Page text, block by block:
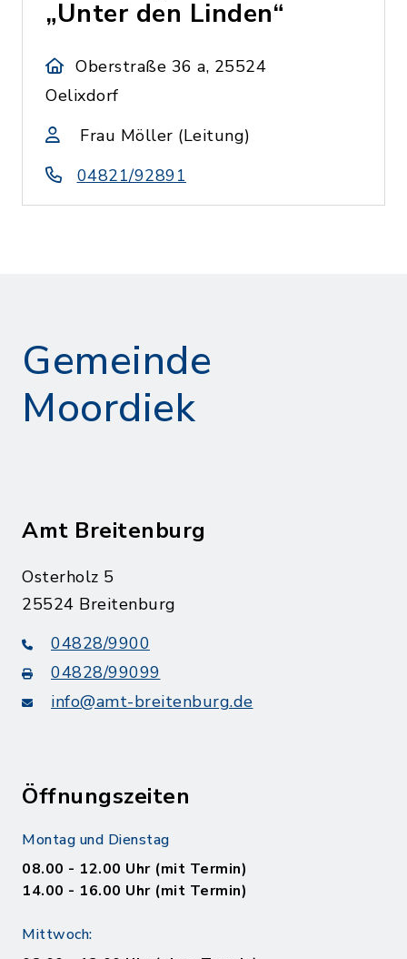
„Unter den Linden“
Oberstraße 36 a, 25524
Oelixdorf
Frau Möller (Leitung)
04821/92891
Gemeinde
Moordiek
Amt Breitenburg
Osterholz 5
25524 Breitenburg
04828/9900
04828/99099
info@amt-breitenburg.de
Öffnungszeiten
Montag und Dienstag
08.00 - 12.00 Uhr (mit Termin)
14.00 - 16.00 Uhr (mit Termin)
Mittwoch: